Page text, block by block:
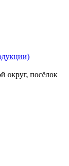
округ, посёлок